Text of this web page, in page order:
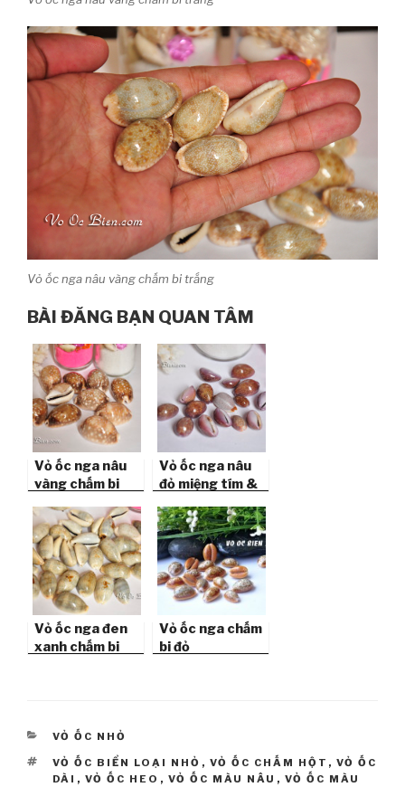
Vỏ ốc nga nâu vàng chấm bi trắng
BÀI ĐĂNG BẠN QUAN TÂM
Vỏ ốc nga nâu
vàng chấm bi
Vỏ ốc nga nâu
đỏ miệng tím &
Vỏ ốc nga đen
xanh chấm bi
Vỏ ốc nga chấm
bi đỏ
CATEGORIES
VỎ ỐC NHỎ
TAGS
VỎ ỐC BIỂN LOẠI NHỎ , VỎ ỐC CHẤM HỘT , VỎ ỐC
DÀI , VỎ ỐC HEO , VỎ ỐC MÀU NÂU , VỎ ỐC MÀU